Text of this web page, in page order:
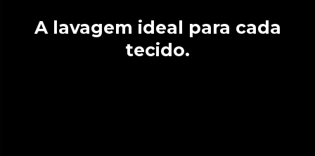
A lavagem ideal para cada
tecido.